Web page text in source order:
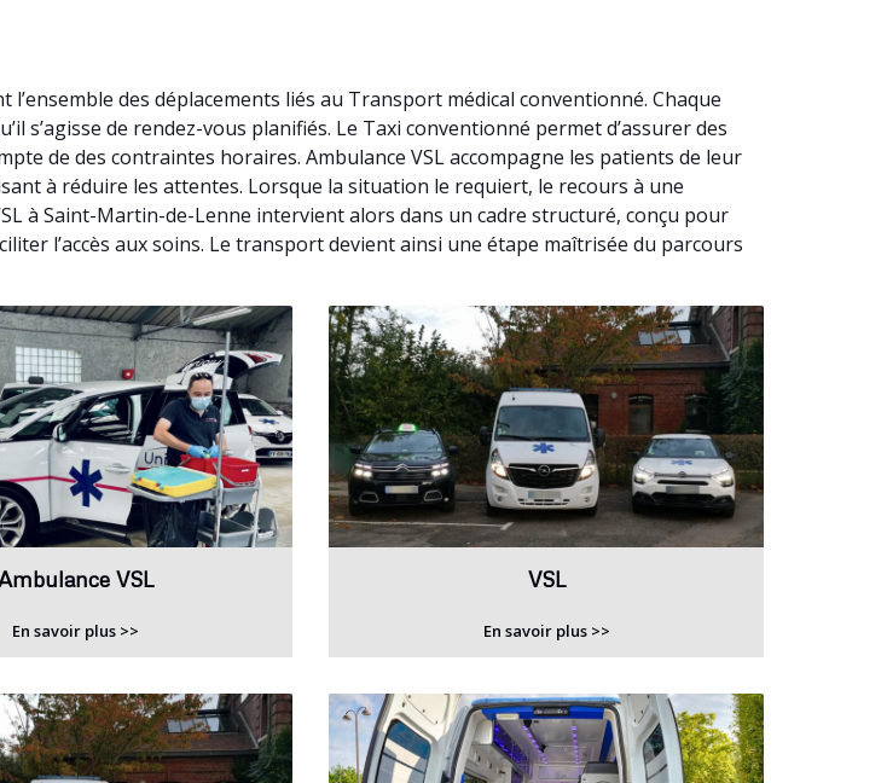
des déplacements liés au Transport médical conventionné. Chaque
s’agisse de rendez-vous planifiés. Le Taxi conventionné permet d’assurer des
de des contraintes horaires. Ambulance VSL accompagne les patients de leur
à réduire les attentes. Lorsque la situation le requiert, le recours à une
à Saint-Martin-de-Lenne intervient alors dans un cadre structuré, conçu pour
l’accès aux soins. Le transport devient ainsi une étape maîtrisée du parcours
VSL
En savoir plus >>
VSL
En savoir plus >>